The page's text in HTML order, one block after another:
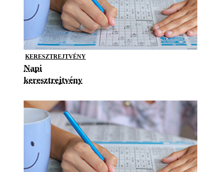
KERESZTREJTVÉNY
Napi
keresztrejtvény